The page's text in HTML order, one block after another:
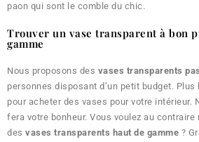
paon qui sont le comble du chic.
Trouver un vase transparent à bon
gamme
Nous proposons des vases transparents
personnes disposant d’un petit budget.
pour acheter des vases pour votre intérieur.
fera votre bonheur. Vous voulez au
des vases transparents haut de gamme ?